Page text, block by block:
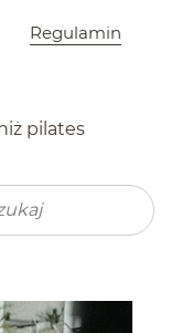
Regulamin
pilates